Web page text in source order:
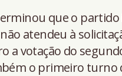
que o
atendeu à
a votação do
o primeiro turno